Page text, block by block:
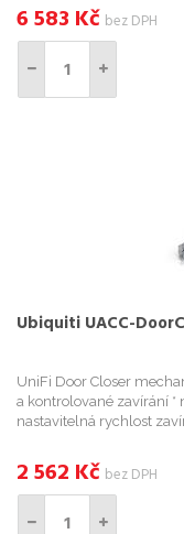
6 583 Kč bez DPH
Ubiquiti UACC-
UniFi Door Closer
a kontrolované zavírání *
nastavitelná rychlost
2 562 Kč bez DPH